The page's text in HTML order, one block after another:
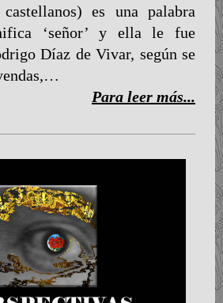
es una palabra
‘señor’ y ella le fue
Díaz de Vivar, según se
Para leer más...